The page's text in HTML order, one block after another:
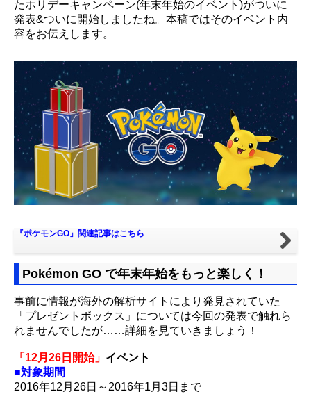
たホリデーキャンペーン(年末年始のイベント)がついに
発表&ついに開始しましたね。本稿ではそのイベント内
容をお伝えします。
『ポケモンGO』関連記事はこちら
Pokémon GO で年末年始をもっと楽しく！
事前に情報が海外の解析サイトにより発見されていた
「プレゼントボックス」については今回の発表で触れら
れませんでしたが……詳細を見ていきましょう！
「12月26日開始」 イベント
■対象期間
2016年12月26日～2016年1月3日まで